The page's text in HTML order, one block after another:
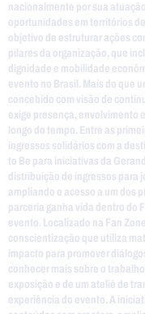
nacionalmente por sua
oportunidades em territórios
objetivo de estruturar ações
pilares da organização, que
dignidade e mobilidade
evento no Brasil. Mais do que
concebido com visão de
exige presença, envolvimento
longo do tempo. Entre as
ingressos solidários com a
to Be para iniciativas da
distribuição de ingressos para
ampliando o acesso a um dos
parceria ganha vida dentro do
evento. Localizado na Fan
conscientização que utiliza
impacto para promover
conhecer mais sobre o
exposição e de um ateliê de
experiência do evento. A